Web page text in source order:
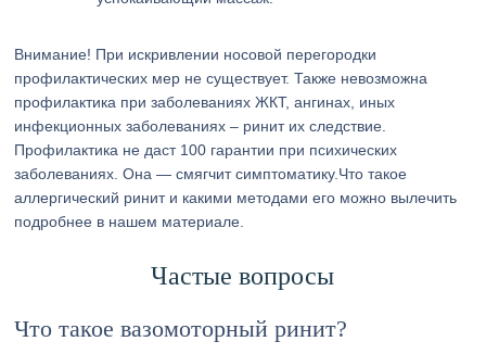
Внимание! При искривлении носовой перегородки
профилактических мер не существует. Также невозможна
профилактика при заболеваниях ЖКТ, ангинах, иных
инфекционных заболеваниях – ринит их следствие.
Профилактика не даст 100 гарантии при психических
заболеваниях. Она — смягчит симптоматику.Что такое
аллергический ринит и какими методами его можно вылечить
подробнее в нашем материале.
Частые вопросы
Что такое вазомоторный ринит?